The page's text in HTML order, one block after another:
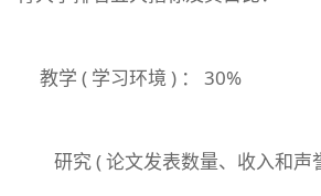
教学 ( 学习环境 ) ： 30%
研究 ( 论文发表数量、收入和声